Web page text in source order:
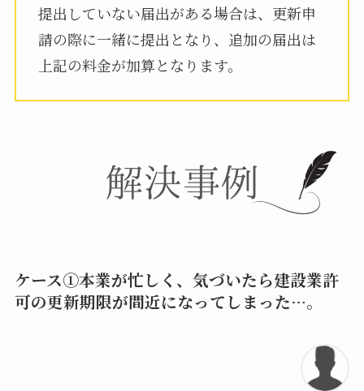
提出していない届出がある場合は、更新申
請の際に一緒に提出となり、追加の届出は
上記の料金が加算となります。
ケース①本業が忙しく、気づいたら建設業許
可の更新期限が間近になってしまった…。